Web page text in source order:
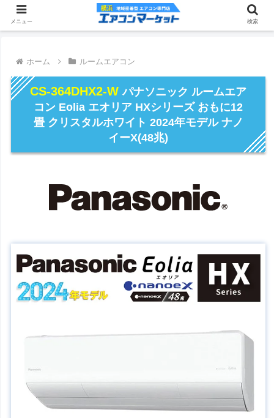
ホーム ルームエアコン
CS-364DHX2-Wパナソニック ルームエア
コン Eolia エオリア HXシリーズ おもに12
畳 クリスタルホワイト 2024年モデル ナノ
イーX(48兆)
メニュー 検索